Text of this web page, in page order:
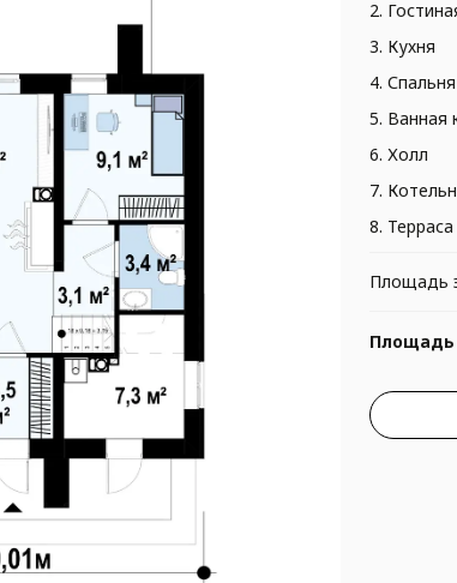
2.
3. Кухня
4. Спальня
5. Ванная
6. Холл
7.
8. Терраса
Площадь